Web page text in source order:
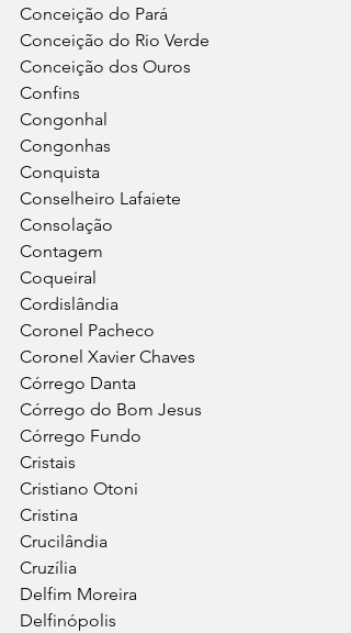
Conceição do Pará
Conceição do Rio Verde
Conceição dos Ouros
Confins
Congonhal
Congonhas
Conquista
Conselheiro Lafaiete
Consolação
Contagem
Coqueiral
Cordislândia
Coronel Pacheco
Coronel Xavier Chaves
Córrego Danta
Córrego do Bom Jesus
Córrego Fundo
Cristais
Cristiano Otoni
Cristina
Crucilândia
Cruzília
Delfim Moreira
Delfinópolis